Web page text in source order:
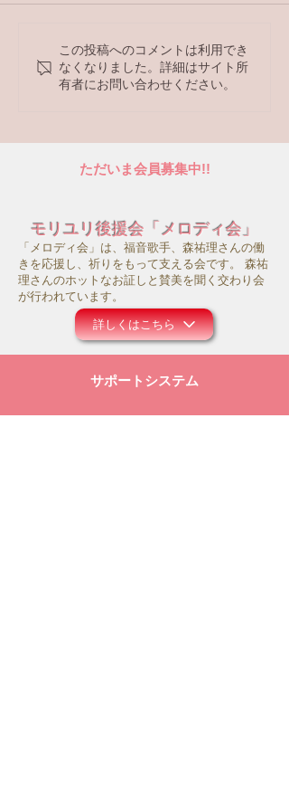
この投稿へのコメントは利用でき
なくなりました。詳細はサイト所
有者にお問い合わせください。
ただいま会員募集中!!
モリユリ後援会「メロディ会」
「メロディ会」は、福音歌手、森祐理さんの働
きを応援し、祈りをもって支える会です。 森祐
理さんのホットなお証しと賛美を聞く交わり会
が行われています。
詳しくはこちら
サポートシステム